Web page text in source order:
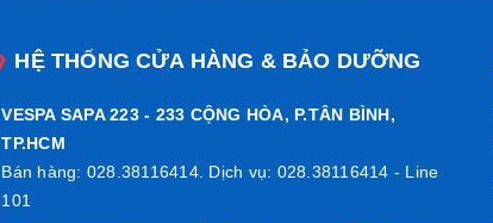
HỆ THỐNG CỬA HÀNG & BẢO DƯỠNG
VESPA SAPA 223 - 233 CỘNG HÒA, P.TÂN BÌNH,
TP.HCM
Bán hàng: 028.38116414. Dịch vụ: 028.38116414 - Line
101